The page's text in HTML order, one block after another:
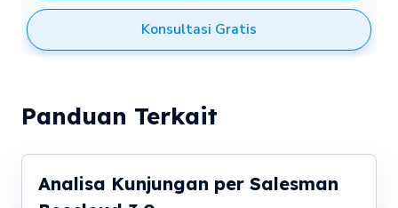
Konsultasi Gratis
Panduan Terkait
Analisa Kunjungan per Salesman